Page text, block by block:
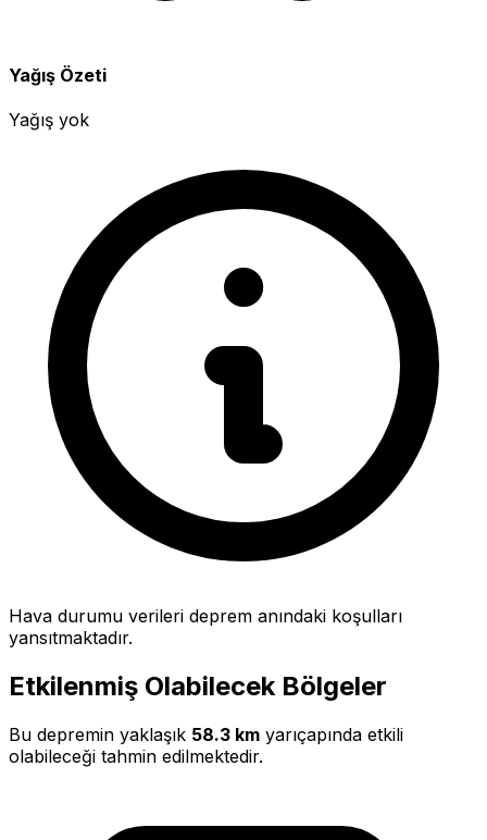
Yağış Özeti
Yağış yok
Hava durumu verileri deprem anındaki koşulları
yansıtmaktadır.
Etkilenmiş Olabilecek Bölgeler
Bu depremin yaklaşık 58.3 km yarıçapında etkili
olabileceği tahmin edilmektedir.